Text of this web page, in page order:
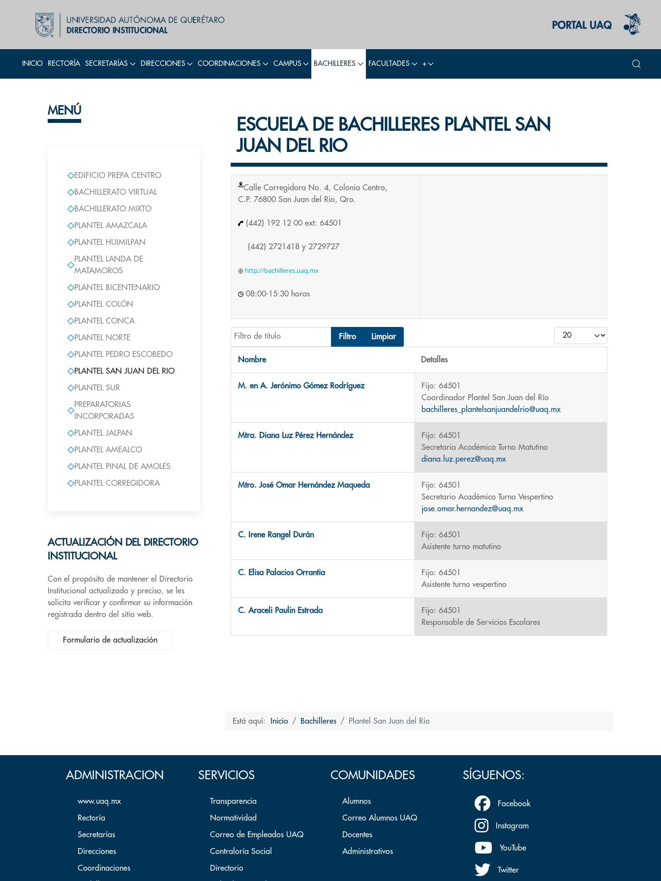
INICIO RECTORÍA SECRETARÍAS DIRECCIONES COORDINACIONES CAMPUS BACHILLERES FACULTADES +
MENÚ
EDIFICIO PREPA CENTRO
BACHILLERATO VIRTUAL
BACHILLERATO MIXTO
PLANTEL AMAZCALA
PLANTEL HUIMILPAN
PLANTEL LANDA DE
MATAMOROS
PLANTEL BICENTENARIO
PLANTEL COLÓN
PLANTEL CONCA
PLANTEL NORTE
PLANTEL PEDRO ESCOBEDO
PLANTEL SAN JUAN DEL RIO
PLANTEL SUR
PREPARATORIAS
INCORPORADAS
PLANTEL JALPAN
PLANTEL AMEALCO
PLANTEL PINAL DE AMOLES
PLANTEL CORREGIDORA
ACTUALIZACIÓN DEL DIRECTORIO
INSTITUCIONAL
Con el propósito de mantener el Directorio
Institucional actualizado y preciso, se les
solicita verificar y confirmar su información
registrada dentro del sitio web.
Formulario de actualización
ESCUELA DE BACHILLERES PLANTEL SAN
JUAN DEL RIO
Calle Corregidora No. 4, Colonia Centro,
C.P. 76800 San Juan del Rio, Qro.
(442) 192 12 00 ext: 64501
(442) 2721418 y 2729727
http://bachilleres.uaq.mx
08:00-15:30 horas
Filtro de título
Filtro Limpiar
Cantidad
Nombre Detalles
M. en A. Jerónimo Gómez Rodríguez
Fijo: 64501
Coordinador Plantel San Juan del Río
bachilleres_plantelsanjuandelrio@uaq.mx
Mtra. Diana Luz Pérez Hernández
Fijo: 64501
Secretaria Académica Turno Matutino
diana.luz.perez@uaq.mx
Mtro. José Omar Hernández Maqueda
Fijo: 64501
Secretario Académico Turno Vespertino
jose.omar.hernandez@uaq.mx
C. Irene Rangel Durán
Fijo: 64501
Asistente turno matutino
C. Elisa Palacios Orrantia
Fijo: 64501
Asistente turno vespertino
C. Araceli Paulin Estrada
Fijo: 64501
Responsable de Servicios Escolares
Está aquí: Inicio Bachilleres Plantel San Juan del Rio
ADMINISTRACION
www.uaq.mx
Rectoría
Secretarías
Direcciones
Coordinaciones
SERVICIOS
Transparencia
Normatividad
Correo de Empleados UAQ
Contraloría Social
Directorio
COMUNIDADES
Alumnos
Correo Alumnos UAQ
Docentes
Administrativos
SÍGUENOS:
Facebook
Instagram
YouTube
Twitter